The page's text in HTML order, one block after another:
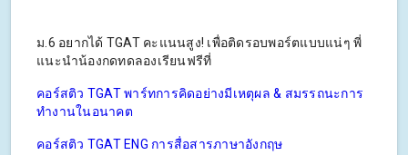
ม.6 อยากได้ TGAT คะแนนสูง! เพื่อติดรอบพอร์ตแบบแน่ๆ พี่
แนะนำน้องกดทดลองเรียนฟรีที่
คอร์สติว TGAT พาร์ทการคิดอย่างมีเหตุผล & สมรรถนะการ
ทำงานในอนาคต
คอร์สติว TGAT ENG การสื่อสารภาษาอังกฤษ